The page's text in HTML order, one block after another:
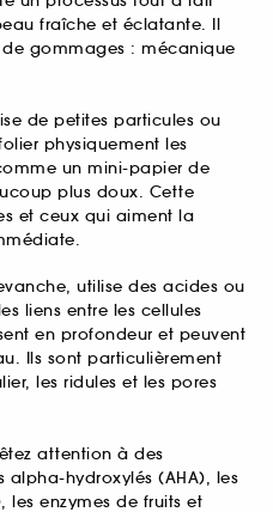
fraîche et éclatante. Il
gommages : mécanique
de petites particules ou
physiquement les
un mini-papier de
plus doux. Cette
et ceux qui aiment la
utilise des acides ou
liens entre les cellules
en profondeur et peuvent
Ils sont particulièrement
les ridules et les pores
attention à des
hydroxylés (AHA), les
les enzymes de fruits et